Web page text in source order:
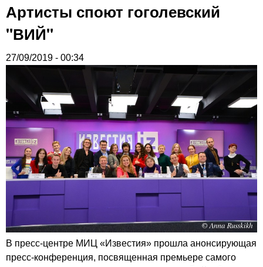
Артисты споют гоголевский
"ВИЙ"
27/09/2019 - 00:34
В пресс-центре МИЦ «Известия» прошла анонсирующая
пресс-конференция, посвященная премьере самого